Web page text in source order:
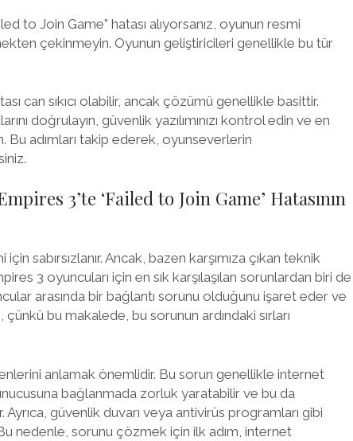
to Join Game” hatası alıyorsanız, oyunun resmi
çekinmeyin. Oyunun geliştiricileri genellikle bu tür
can sıkıcı olabilir, ancak çözümü genellikle basittir.
doğrulayın, güvenlik yazılımınızı kontrol edin ve en
adımları takip ederek, oyunseverlerin
3’te ‘Failed to Join Game’ Hatasının
sabırsızlanır. Ancak, bazen karşımıza çıkan teknik
3 oyuncuları için en sık karşılaşılan sorunlardan biri de
arasında bir bağlantı sorunu olduğunu işaret eder ve
bu makalede, bu sorunun ardındaki sırları
anlamak önemlidir. Bu sorun genellikle internet
bağlanmada zorluk yaratabilir ve bu da
Ayrıca, güvenlik duvarı veya antivirüs programları gibi
nedenle, sorunu çözmek için ilk adım, internet